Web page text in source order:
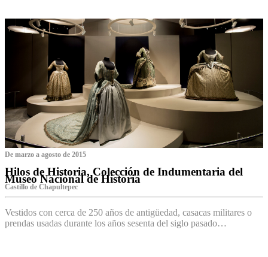
De marzo a agosto de 2015
Hilos de Historia, Colección de Indumentaria del
Museo Nacional de Historia
Castillo de Chapultepec
Vestidos con cerca de 250 años de antigüedad, casacas militares o
prendas usadas durante los años sesenta del siglo pasado…